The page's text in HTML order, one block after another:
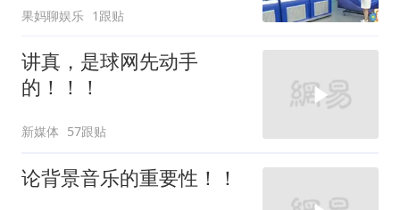
果妈聊娱乐 1跟贴
讲真，是球网先动手
的！！！
新媒体 57跟贴
论背景音乐的重要性！！